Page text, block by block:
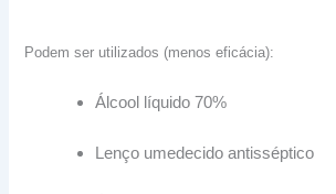
Podem ser utilizados (menos eficácia):
Álcool líquido 70%
Lenço umedecido antisséptico